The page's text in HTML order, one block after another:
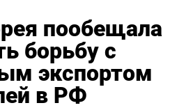
пообещала
борьбу с
экспортом
в РФ